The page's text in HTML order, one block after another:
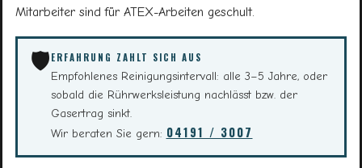
Mitarbeiter sind für ATEX-Arbeiten geschult.
🛡️ERFAHRUNG ZAHLT SICH AUS
Empfohlenes Reinigungsintervall: alle 3–5 Jahre, oder
sobald die Rührwerksleistung nachlässt bzw. der
Gasertrag sinkt.
Wir beraten Sie gern: 04191 / 3007